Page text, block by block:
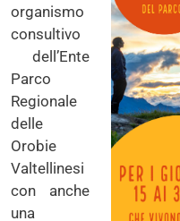
organismo
consultivo
dell’Ente
Parco
Regionale
delle
Orobie
Valtellinesi
con anche
una